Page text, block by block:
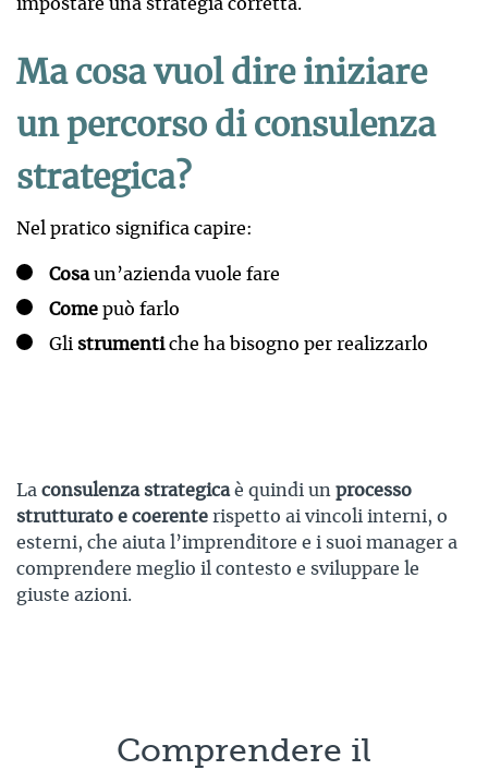
impostare una strategia corretta.
Ma cosa vuol dire iniziare
un percorso di consulenza
strategica?
Nel pratico significa capire:
Cosaun’azienda vuole fare
Come può farlo
Gli strumentiche ha bisogno per realizzarlo
La consulenza strategicaè quindi un processo
strutturato e coerente rispetto ai vincoli interni, o
esterni, che aiuta l’imprenditore e i suoi manager a
comprendere meglio il contesto e sviluppare le
giuste azioni.
Comprendere il